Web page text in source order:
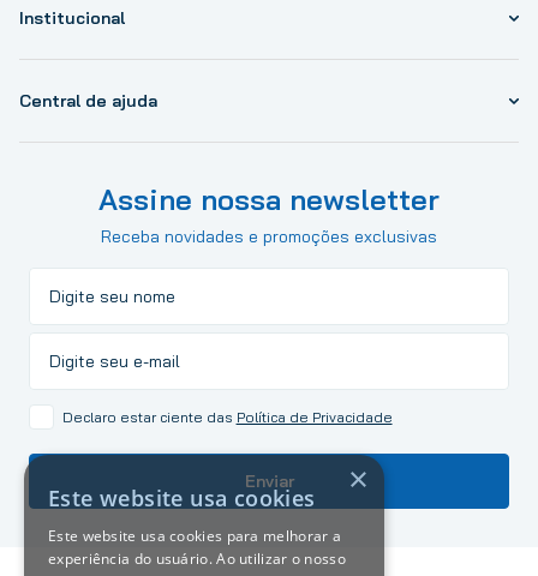
Institucional
Central de ajuda
Assine nossa newsletter
Receba novidades e promoções exclusivas
Declaro estar ciente das Política de Privacidade
Enviar ×
Este website usa cookies
Este website usa cookies para melhorar a
experiência do usuário. Ao utilizar o nosso